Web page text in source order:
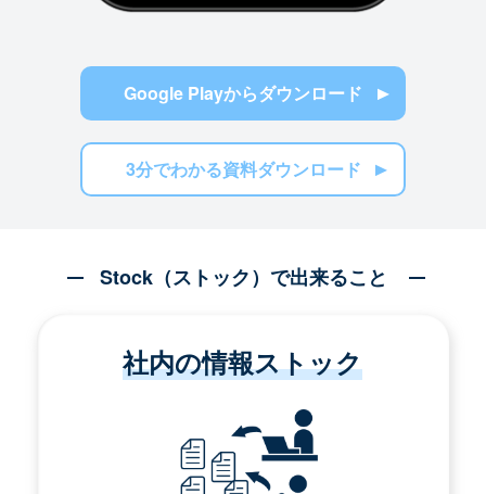
Google Playからダウンロード
3分でわかる資料ダウンロード
Stock（ストック）で出来ること
社内の情報ストック